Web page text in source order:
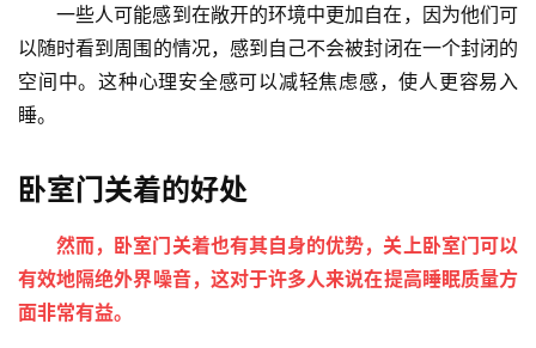
一些人可能感到在敞开的环境中更加自在，因为他们可
以随时看到周围的情况，感到自己不会被封闭在一个封闭的
空间中。这种心理安全感可以减轻焦虑感，使人更容易入
睡。
卧室门关着的好处
然而，卧室门关着也有其自身的优势，关上卧室门可以
有效地隔绝外界噪音，这对于许多人来说在提高睡眠质量方
面非常有益。